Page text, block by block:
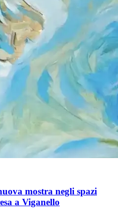
mostra negli spazi
a Viganello